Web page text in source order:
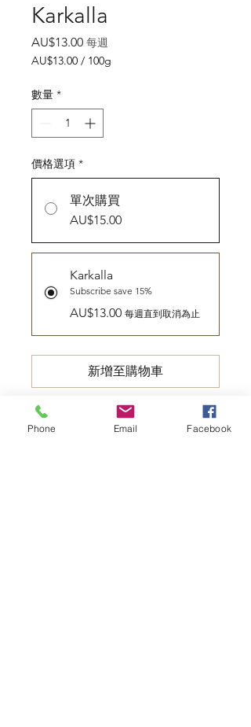
Karkalla
AU$13.00價
格
每週
AU$13.00 / 100g
100
公
之
格
為
AU$13.00
數量 *
價格選項 *
單次購買
AU$15.00
Karkalla
Subscribe save 15%
AU$13.00 每週直到取消為止
新增至購物車
立即訂購
Phone Email Facebook